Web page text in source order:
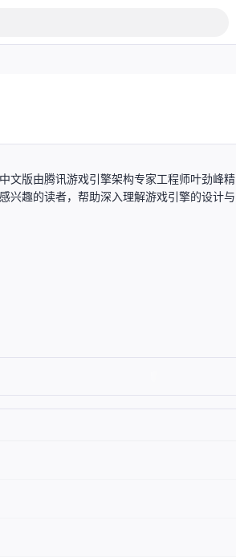
文版由腾讯游戏引擎架构专家工程师叶劲峰精
兴趣的读者，帮助深入理解游戏引擎的设计与